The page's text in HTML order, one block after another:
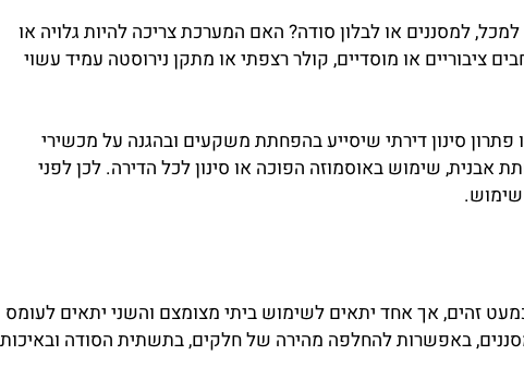
או לבלון סודה? האם המערכת צריכה להיות גלויה או
או מוסדיים, קולר רצפתי או מתקן נירוסטה עמיד עשוי
סינון דירתי שיסייע בהפחתת משקעים ובהגנה על מכשירי
שימוש באוסמוזה הפוכה או סינון לכל הדירה. לכן לפני
זהים, אך אחד יתאים לשימוש ביתי מצומצם והשני יתאים לעומס
באפשרות להחלפה מהירה של חלקים, בתשתית הסודה ובאיכות